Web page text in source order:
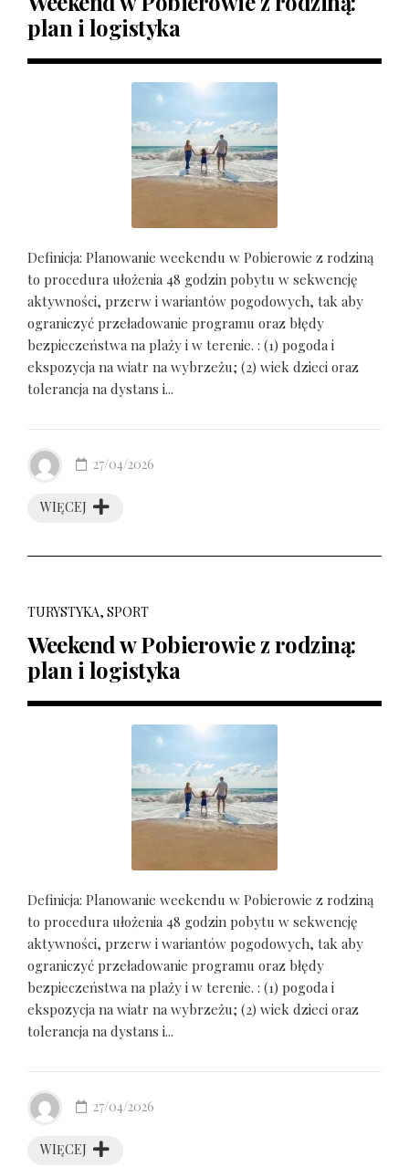
plan i logistyka
Definicja: Planowanie weekendu w Pobierowie z rodziną
to procedura ułożenia 48 godzin pobytu w sekwencję
aktywności, przerw i wariantów pogodowych, tak aby
ograniczyć przeładowanie programu oraz błędy
bezpieczeństwa na plaży i w terenie. : (1) pogoda i
ekspozycja na wiatr na wybrzeżu; (2) wiek dzieci oraz
tolerancja na dystans i...
WIĘCEJ
27/04/2026
TURYSTYKA, SPORT
Weekend w Pobierowie z rodziną:
plan i logistyka
Definicja: Planowanie weekendu w Pobierowie z rodziną
to procedura ułożenia 48 godzin pobytu w sekwencję
aktywności, przerw i wariantów pogodowych, tak aby
ograniczyć przeładowanie programu oraz błędy
bezpieczeństwa na plaży i w terenie. : (1) pogoda i
ekspozycja na wiatr na wybrzeżu; (2) wiek dzieci oraz
tolerancja na dystans i...
WIĘCEJ
27/04/2026